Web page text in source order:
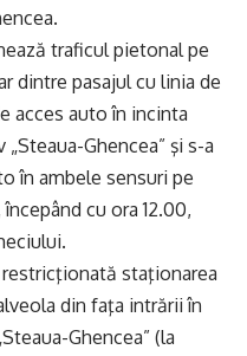
traficul pietonal pe
dintre pasajul cu linia de
acces auto în incinta
Ghencea” şi s-a
în ambele sensuri pe
cu ora 12.00,
staţionarea
din faţa intrării în
Ghencea” (la